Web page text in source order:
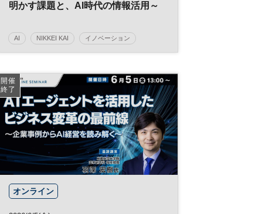
明かす課題と、AI時代の情報活用～
AI NIKKEI KAI イノベーション
開催
終了
オンライン